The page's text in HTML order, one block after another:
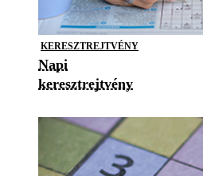
KERESZTREJTVÉNY
Napi
keresztrejtvény